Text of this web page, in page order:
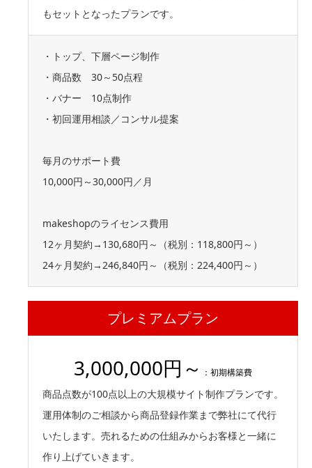
もセットとなったプランです。
・トップ、下層ページ制作
・商品数 30～50点程
・バナー 10点制作
・初回運用相談／コンサル提案
毎月のサポート費
10,000円～30,000円／月
makeshopのライセンス費用
12ヶ月契約→130,680円～（税別：118,800円～）
24ヶ月契約→246,840円～（税別：224,400円～）
プレミアムプラン
3,000,000円～ ：初期構築費
商品点数が100点以上の大規模サイト制作プランです。
運用体制のご相談から商品登録作業まで弊社にて代行
いたします。売れるための仕組みからお客様と一緒に
作り上げていきます。